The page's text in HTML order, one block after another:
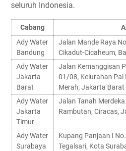
seluruh Indonesia.
Cabang
Ady Water
Bandung
Jalan Mande Raya
Cikadut-Cicaheum,
Ady Water
Jakarta
Barat
Jalan Kemanggisan
01/08, Kelurahan Pal
Merah, Jakarta Barat
Ady Water
Jakarta
Timur
Jalan Tanah
Rambutan, Ciracas,
Ady Water
Surabaya
Kupang Panjaan I
Tegalsari, Kota